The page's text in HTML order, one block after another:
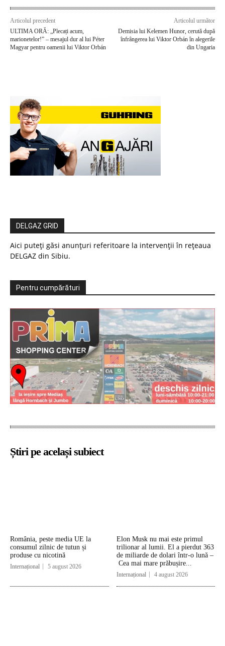
Articolul precedent
ULTIMA ORĂ: „Plecați acum,
marionetelor!” – mesajul dur al lui Péter
Magyar pentru oamenii lui Viktor Orbán
Articolul următor
Demisia lui Kelemen Hunor, cerută după
înfrângerea lui Viktor Orbán în alegerile
din Ungaria
DELGAZ GRID
Aici puteți găsi anunțuri referitoare la intervenții în rețeaua
DELGAZ din Sibiu.
Pentru cumpărături
Știri pe același subiect
România, peste media UE la
consumul zilnic de tutun și
produse cu nicotină
Internațional 5 august 2026
Elon Musk nu mai este primul
trilionar al lumii. El a pierdut 363
de miliarde de dolari într-o lună –
Cea mai mare prăbușire...
Internațional 4 august 2026